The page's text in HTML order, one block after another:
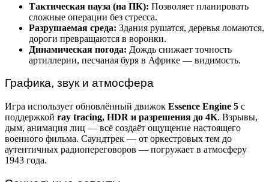
Тактическая пауза (на ПК): Позволяет планировать
сложные операции без стресса.
Разрушаемая среда: Здания рушатся, деревья ломаются,
дороги превращаются в воронки.
Динамическая погода: Дождь снижает точность
артиллерии, песчаная буря в Африке — видимость.
Графика, звук и атмосфера
Игра использует обновлённый движок Essence Engine 5 с
поддержкой ray tracing, HDR и разрешения до 4K. Взрывы,
дым, анимация лиц — всё создаёт ощущение настоящего
военного фильма. Саундтрек — от оркестровых тем до
аутентичных радиопереговоров — погружает в атмосферу
1943 года.